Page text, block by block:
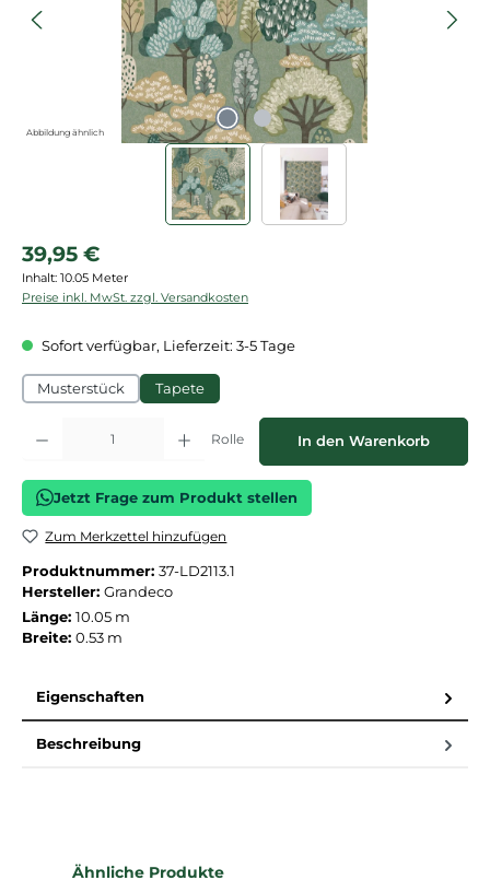
Abbildung ähnlich
Regulärer Preis:
39,95 €
Inhalt: 10.05 Meter
Preise inkl. MwSt. zzgl. Versandkosten
Sofort verfügbar, Lieferzeit: 3-5 Tage
Musterstück Tapete
Produkt Anzahl: Gib den gewünschten Wert ein oder benutze die
Rolle In den Warenkorb
Jetzt Frage zum Produkt stellen
Zum Merkzettel hinzufügen
Produktnummer: 37-LD2113.1
Hersteller: Grandeco
Länge: 10.05 m
Breite: 0.53 m
Eigenschaften
Beschreibung
Produktgalerie überspringen
Ähnliche Produkte